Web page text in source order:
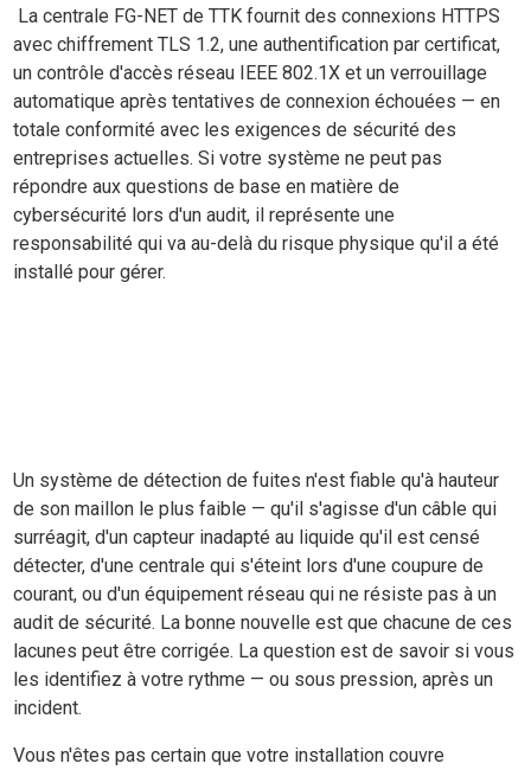
La centrale FG-NET de TTK fournit des connexions HTTPS
avec chiffrement TLS 1.2, une authentification par certificat,
un contrôle d'accès réseau IEEE 802.1X et un verrouillage
automatique après tentatives de connexion échouées — en
totale conformité avec les exigences de sécurité des
entreprises actuelles. Si votre système ne peut pas
répondre aux questions de base en matière de
cybersécurité lors d'un audit, il représente une
responsabilité qui va au-delà du risque physique qu'il a été
installé pour gérer.
Un système de détection de fuites n'est fiable qu'à hauteur
de son maillon le plus faible — qu'il s'agisse d'un câble qui
surréagit, d'un capteur inadapté au liquide qu'il est censé
détecter, d'une centrale qui s'éteint lors d'une coupure de
courant, ou d'un équipement réseau qui ne résiste pas à un
audit de sécurité. La bonne nouvelle est que chacune de ces
lacunes peut être corrigée. La question est de savoir si vous
les identifiez à votre rythme — ou sous pression, après un
incident.
Vous n'êtes pas certain que votre installation couvre